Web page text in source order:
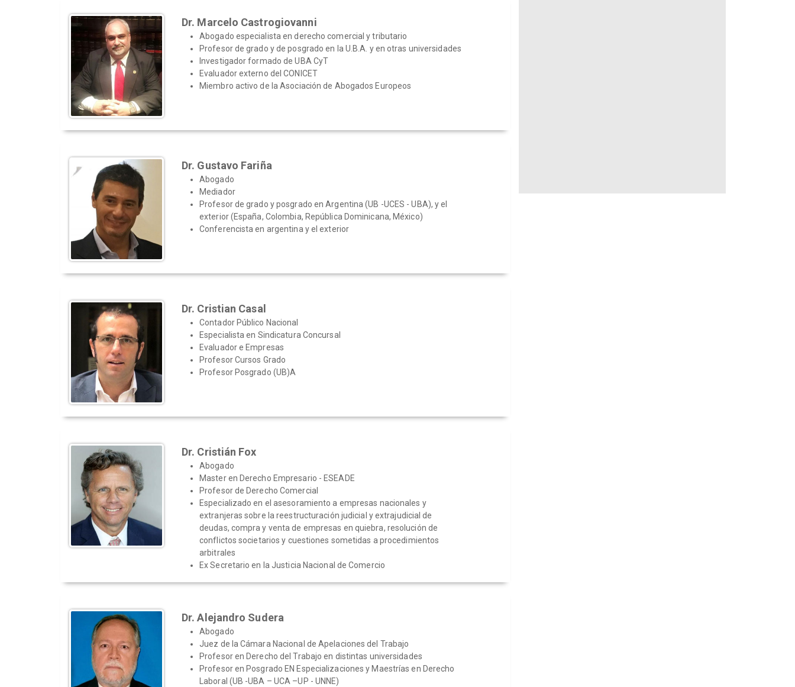
Dr. Marcelo Castrogiovanni
Abogado especialista en derecho comercial y tributario
Profesor de grado y de posgrado en la U.B.A. y en otras universidades
Investigador formado de UBA CyT
Evaluador externo del CONICET
Miembro activo de la Asociación de Abogados Europeos
Dr. Gustavo Fariña
Abogado
Mediador
Profesor de grado y posgrado en Argentina (UB -UCES - UBA), y el
exterior (España, Colombia, República Dominicana, México)
Conferencista en argentina y el exterior
Dr. Cristian Casal
Contador Público Nacional
Especialista en Sindicatura Concursal
Evaluador e Empresas
Profesor Cursos Grado
Profesor Posgrado (UB)A
Dr. Cristián Fox
Abogado
Master en Derecho Empresario - ESEADE
Profesor de Derecho Comercial
Especializado en el asesoramiento a empresas nacionales y
extranjeras sobre la reestructuración judicial y extrajudicial de
deudas, compra y venta de empresas en quiebra, resolución de
conflictos societarios y cuestiones sometidas a procedimientos
arbitrales
Ex Secretario en la Justicia Nacional de Comercio
Dr. Alejandro Sudera
Abogado
Juez de la Cámara Nacional de Apelaciones del Trabajo
Profesor en Derecho del Trabajo en distintas universidades
Profesor en Posgrado EN Especializaciones y Maestrías en Derecho
Laboral (UB -UBA – UCA –UP - UNNE)